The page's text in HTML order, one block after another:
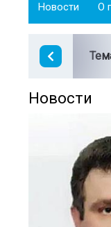
Новости О
Новости